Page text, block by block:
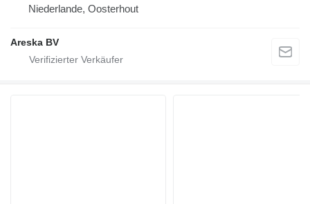
Niederlande, Oosterhout
Areska BV